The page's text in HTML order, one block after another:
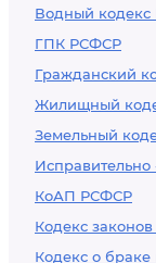
Водный
ГПК РСФСР
Гражданский
Жилищный
Земельный
КоАП РСФСР
Кодекс законов
Кодекс о